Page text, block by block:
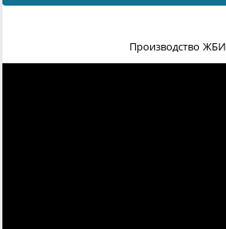
Производство ЖБИ